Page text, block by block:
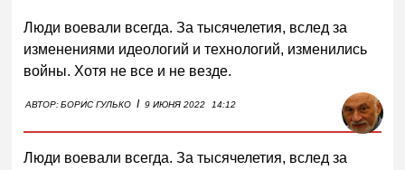
Люди воевали всегда. За тысячелетия, вслед за
изменениями идеологий и технологий, изменились
войны. Хотя не все и не везде.
АВТОР:БОРИС ГУЛЬКО I 9 ИЮНЯ 2022 14:12
Люди воевали всегда. За тысячелетия, вслед за